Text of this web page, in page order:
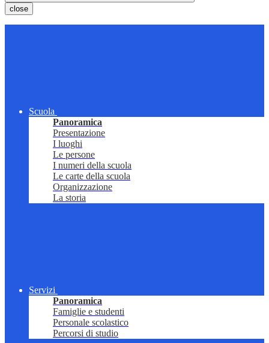
close
Scuola
Panoramica
Presentazione
I luoghi
Le persone
I numeri della scuola
Le carte della scuola
Organizzazione
La storia
Servizi
Panoramica
Famiglie e studenti
Personale scolastico
Percorsi di studio